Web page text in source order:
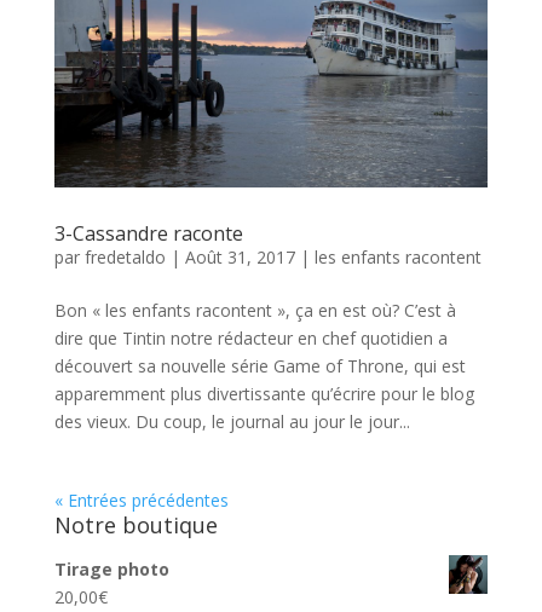
3-Cassandre raconte
par fredetaldo | Août 31, 2017| les enfants racontent
Bon « les enfants racontent », ça en est où? C’est à
dire que Tintin notre rédacteur en chef quotidien a
découvert sa nouvelle série Game of Throne, qui est
apparemment plus divertissante qu’écrire pour le blog
des vieux. Du coup, le journal au jour le jour...
« Entrées précédentes
Notre boutique
Tirage photo
20,00€